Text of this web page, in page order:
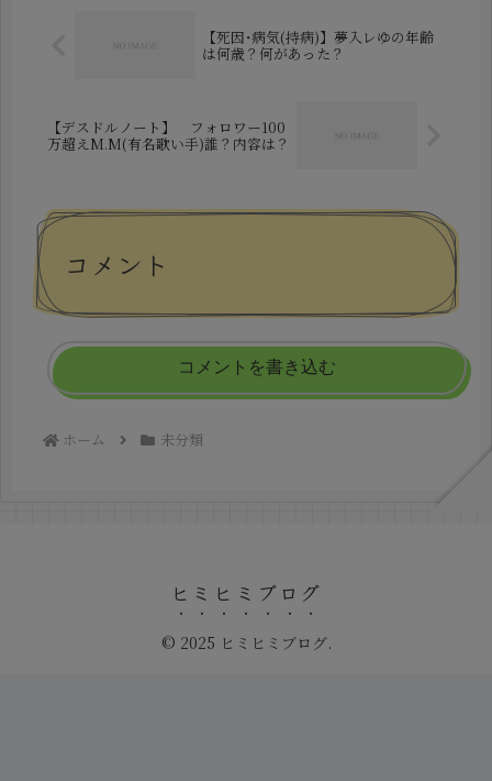
【死因･病気(持病)】夢入レゆの年齢
は何歳？何があった？
【デスドルノート】 フォロワー100
万超えM.M(有名歌い手)誰？内容は？
コメント
コメントを書き込む
ホーム 未分類
ヒミヒミブログ
© 2025 ヒミヒミブログ.